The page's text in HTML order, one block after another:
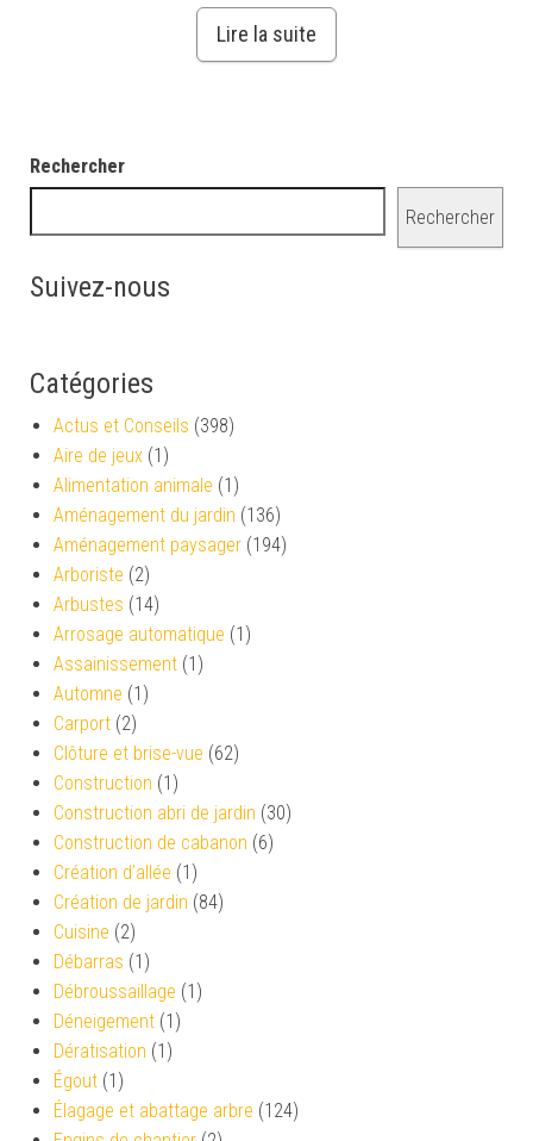
Lire la suite
Rechercher
Rechercher
Suivez-nous
Catégories
Actus et Conseils (398)
Aire de jeux (1)
Alimentation animale (1)
Aménagement du jardin (136)
Aménagement paysager (194)
Arboriste (2)
Arbustes (14)
Arrosage automatique (1)
Assainissement (1)
Automne (1)
Carport (2)
Clôture et brise-vue (62)
Construction (1)
Construction abri de jardin (30)
Construction de cabanon (6)
Création d’allée (1)
Création de jardin (84)
Cuisine (2)
Débarras (1)
Débroussaillage (1)
Déneigement (1)
Dératisation (1)
Égout (1)
Élagage et abattage arbre (124)